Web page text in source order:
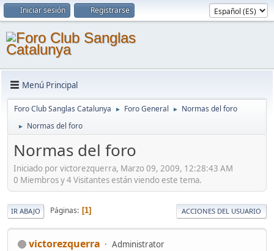
Iniciar sesión Registrarse
Menú Principal
Foro Club Sanglas Catalunya ► Foro General ► Normas del foro
► Normas del foro
Normas del foro
Iniciado por victorezquerra, Marzo 09, 2009, 12:28:43 AM
0 Miembros y 4 Visitantes están viendo este tema.
IR ABAJO Páginas 1 ACCIONES DEL USUARIO
victorezquerra Administrator